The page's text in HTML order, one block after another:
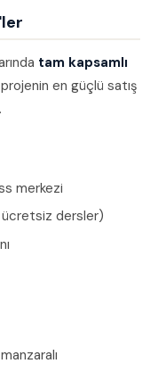
tam kapsamlı
en güçlü satış
merkezi
dersler)